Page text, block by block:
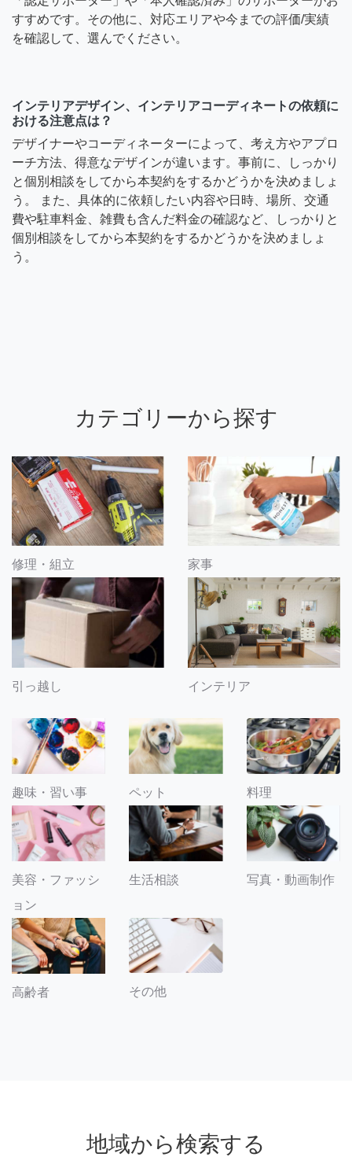
すすめです。その他に、対応エリアや今までの評価/実績
を確認して、選んでください。
インテリアデザイン、インテリアコーディネートの依頼に
おける注意点は？
デザイナーやコーディネーターによって、考え方やアプロ
ーチ方法、得意なデザインが違います。事前に、しっかり
と個別相談をしてから本契約をするかどうかを決めましょ
う。 また、具体的に依頼したい内容や日時、場所、交通
費や駐車料金、雑費も含んだ料金の確認など、しっかりと
個別相談をしてから本契約をするかどうかを決めましょ
う。
カテゴリーから探す
修理・組立 家事
引っ越し インテリア
趣味・習い事 ペット 料理
美容・ファッシ
ョン
生活相談 写真・動画制作
高齢者 その他
地域から検索する